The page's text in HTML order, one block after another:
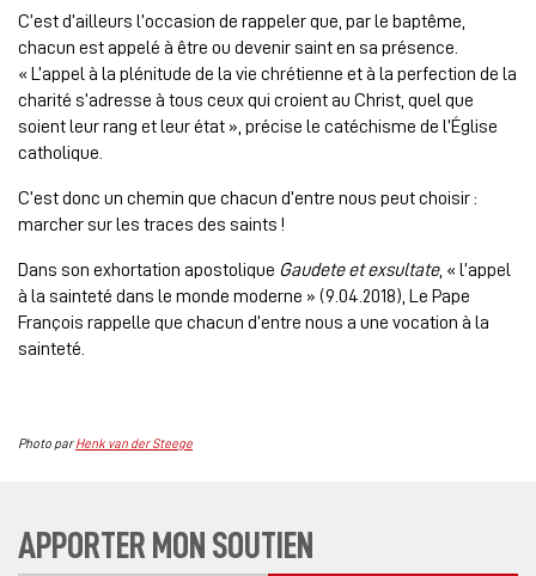
C’est d’ailleurs l’occasion de rappeler que, par le baptême,
chacun est appelé à être ou devenir saint en sa présence.
« L’appel à la plénitude de la vie chrétienne et à la perfection de la
charité s’adresse à tous ceux qui croient au Christ, quel que
soient leur rang et leur état », précise le catéchisme de l’Église
catholique.
C’est donc un chemin que chacun d’entre nous peut choisir :
marcher sur les traces des saints !
Dans son exhortation apostolique Gaudete et exsultate, « l’appel
à la sainteté dans le monde moderne » (9.04.2018), Le Pape
François rappelle que chacun d’entre nous a une vocation à la
sainteté.
Photo parHenk van der Steege
APPORTER MON SOUTIEN